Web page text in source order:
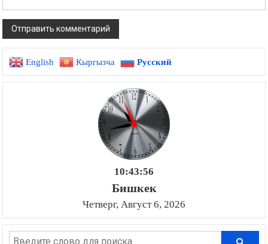
English Кыргызча Русский
10:43:57
Бишкек
Четверг, Август 6, 2026